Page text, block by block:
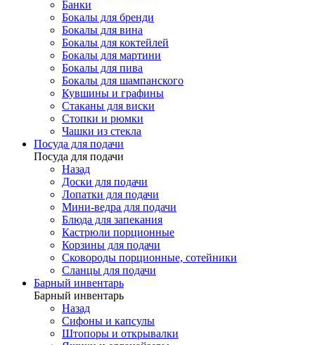
Банки
Бокалы для бренди
Бокалы для вина
Бокалы для коктейлей
Бокалы для мартини
Бокалы для пива
Бокалы для шампанского
Кувшины и графины
Стаканы для виски
Стопки и рюмки
Чашки из стекла
Посуда для подачи
Посуда для подачи
Назад
Доски для подачи
Лопатки для подачи
Мини-ведра для подачи
Блюда для запекания
Кастрюли порционные
Корзины для подачи
Сковороды порционные, сотейники
Сланцы для подачи
Барный инвентарь
Барный инвентарь
Назад
Сифоны и капсулы
Штопоры и открывалки